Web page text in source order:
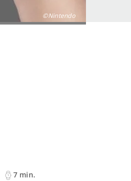
©Nintendo
7 min.